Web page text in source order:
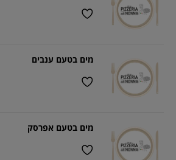
מים בטעם ענבים
מים בטעם אפרסק